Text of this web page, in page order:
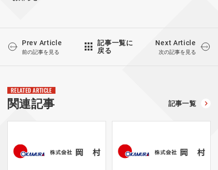
Prev Article
前の記事を見る
記事一覧に
戻る
Next Article
次の記事を見る
RELATED ARTICLE
関連記事 記事一覧